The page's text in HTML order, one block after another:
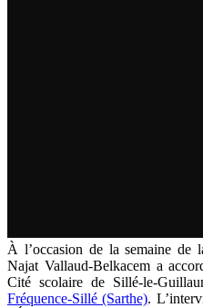
À l’occasion de la semaine de
Najat Vallaud-Belkacem a
Cité scolaire de Sillé-le-
Fréquence-Sillé (Sarthe).